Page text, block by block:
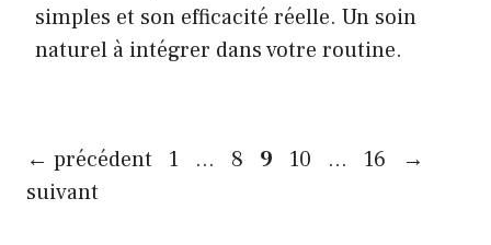
simples et son efficacité réelle. Un soin
naturel à intégrer dans votre routine.
← précédent Page
1 … Page
8 Page
9 Page
10 … Page
16
→
suivant